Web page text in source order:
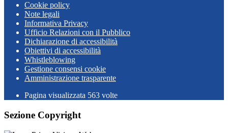
Cookie policy
Note legali
Informativa Privacy
Ufficio Relazioni con il Pubblico
Dichiarazione di accessibilità
Obiettivi di accessibilità
Whistleblowing
Gestione consensi cookie
Amministrazione trasparente
Pagina visualizzata 563 volte
Sezione Copyright